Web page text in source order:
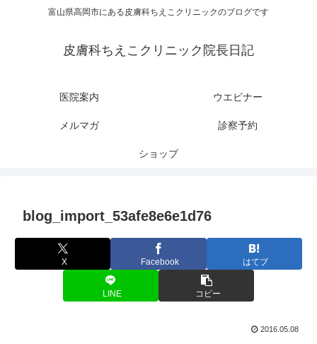
富山県高岡市にある皮膚科ちえこクリニックのブログです
皮膚科ちえこクリニック院長日記
医院案内 ウエビナー
メルマガ 診察予約
ショップ
blog_import_53afe8e6e1d76
X Facebook はてブ
LINE コピー
2016.05.08